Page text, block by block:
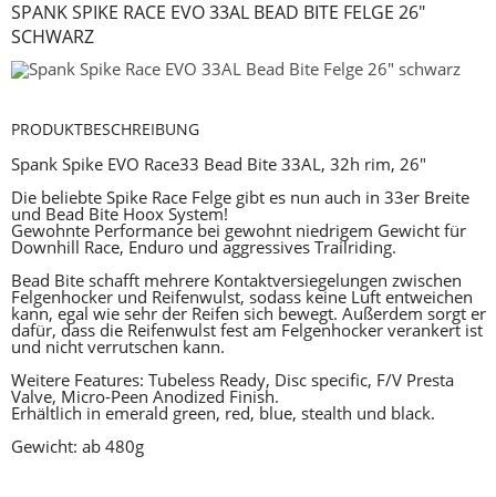
SPANK SPIKE RACE EVO 33AL BEAD BITE FELGE 26"
SCHWARZ
PRODUKTBESCHREIBUNG
Spank Spike EVO Race33 Bead Bite 33AL, 32h rim, 26"
Die beliebte Spike Race Felge gibt es nun auch in 33er Breite
und Bead Bite Hoox System!
Gewohnte Performance bei gewohnt niedrigem Gewicht für
Downhill Race, Enduro und aggressives Trailriding.
Bead Bite schafft mehrere Kontaktversiegelungen zwischen
Felgenhocker und Reifenwulst, sodass keine Luft entweichen
kann, egal wie sehr der Reifen sich bewegt. Außerdem sorgt er
dafür, dass die Reifenwulst fest am Felgenhocker verankert ist
und nicht verrutschen kann.
Weitere Features: Tubeless Ready, Disc specific, F/V Presta
Valve, Micro-Peen Anodized Finish.
Erhältlich in emerald green, red, blue, stealth und black.
Gewicht: ab 480g